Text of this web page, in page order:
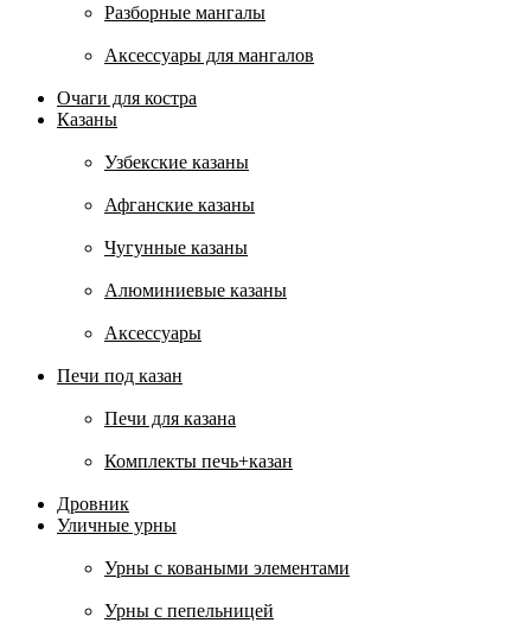
Разборные мангалы
Аксессуары для мангалов
Очаги для костра
Казаны
Узбекские казаны
Афганские казаны
Чугунные казаны
Алюминиевые казаны
Аксессуары
Печи под казан
Печи для казана
Комплекты печь+казан
Дровник
Уличные урны
Урны с коваными элементами
Урны с пепельницей